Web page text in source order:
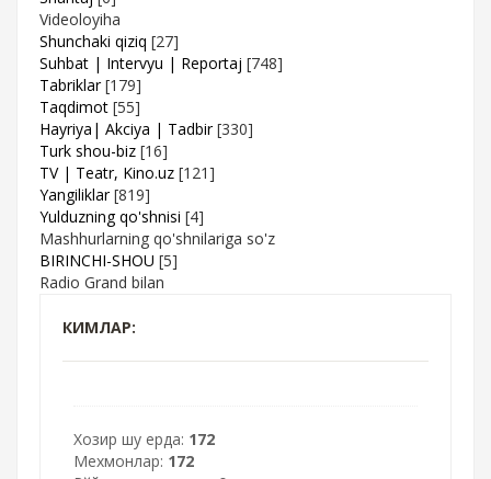
Videoloyiha
Shunchaki qiziq [27]
Suhbat | Intervyu | Reportaj [748]
Tabriklar [179]
Taqdimot [55]
Hayriya| Akciya | Tadbir [330]
Turk shou-biz [16]
TV | Teatr, Kino.uz [121]
Yangiliklar [819]
Yulduzning qo'shnisi [4]
Mashhurlarning qo'shnilariga so'z
BIRINCHI-SHOU [5]
Radio Grand bilan
КИМЛАР:
Хозир шу ерда: 172
Мехмонлар: 172